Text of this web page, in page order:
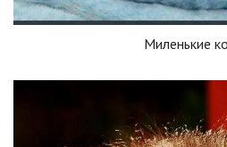
Миленькие